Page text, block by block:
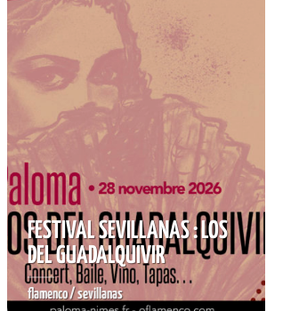
FESTIVAL SEVILLANAS : LOS
DEL GUADALQUIVIR
flamenco / sevillanas